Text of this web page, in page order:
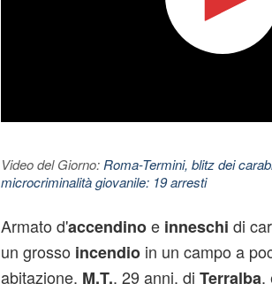
Video del Giorno: Roma-Termini, blitz dei
microcriminalità giovanile: 19 arresti
Armato d'accendinoe inneschi di
un grosso incendio in un campo a
abitazione. M.T., 29 anni, di Terralba,